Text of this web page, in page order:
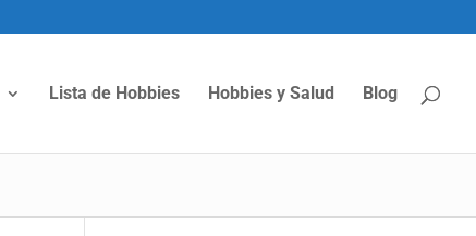
Lista de Hobbies Hobbies y Salud Blog